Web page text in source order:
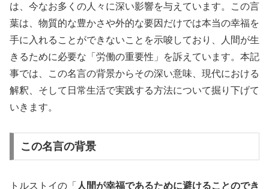
は、今なお多くの人々に深い影響を与えています。この言
葉は、物質的な豊かさや外的な要因だけでは本当の幸福を
手に入れることができないことを示唆しており、人間が生
きるために必要な「労働の重要性」を訴えています。本記
事では、この名言の背景からその深い意味、現代における
解釈、そして日常生活で実践する方法について掘り下げて
いきます。
この名言の背景
トルストイの「 人間が幸福であるために避けることのでき